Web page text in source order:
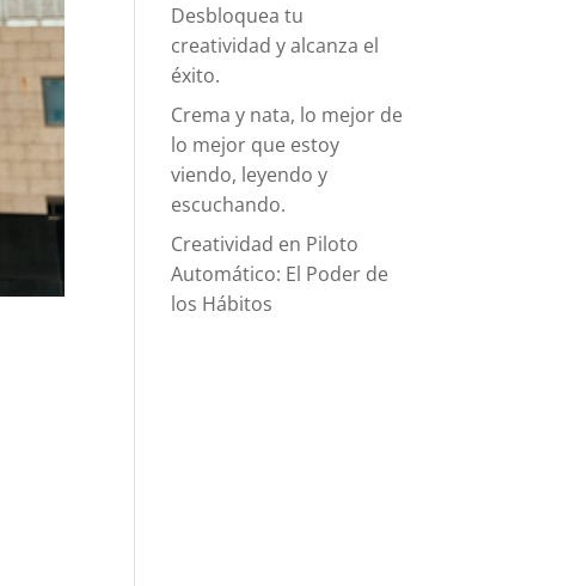
Desbloquea tu
creatividad y alcanza el
éxito.
Crema y nata, lo mejor de
lo mejor que estoy
viendo, leyendo y
escuchando.
Creatividad en Piloto
Automático: El Poder de
los Hábitos